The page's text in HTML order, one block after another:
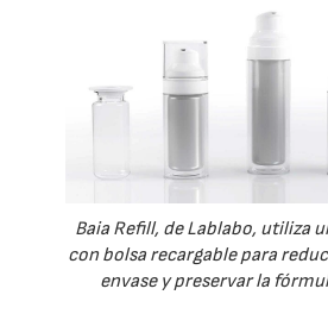
Baia Refill, de Lablabo, utiliza
con bolsa recargable para
envase y preservar la